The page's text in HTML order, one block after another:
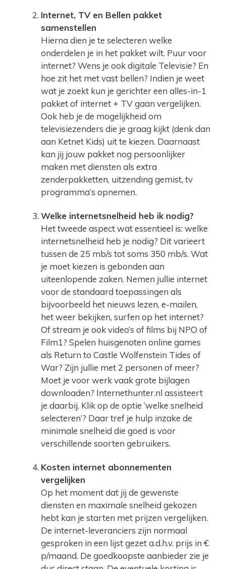
Internet, TV en Bellen pakket
samenstellen
Hierna dien je te selecteren welke
onderdelen je in het pakket wilt. Puur voor
internet? Wens je ook digitale Televisie? En
hoe zit het met vast bellen? Indien je weet
wat je zoekt kun je gerichter een alles-in-1
pakket of internet + TV gaan vergelijken.
Ook heb je de mogelijkheid om
televisiezenders die je graag kijkt (denk dan
aan Ketnet Kids) uit te kiezen. Daarnaast
kan jij jouw pakket nog persoonlijker
maken met diensten als extra
zenderpakketten, uitzending gemist, tv
programma’s opnemen.
Welke internetsnelheid heb ik nodig?
Het tweede aspect wat essentieel is: welke
internetsnelheid heb je nodig? Dit varieert
tussen de 25 mb/s tot soms 350 mb/s. Wat
je moet kiezen is gebonden aan
uiteenlopende zaken. Nemen jullie internet
voor de standaard toepassingen als
bijvoorbeeld het nieuws lezen, e-mailen,
het weer bekijken, surfen op het internet?
Of stream je ook video’s of films bij NPO of
Film1? Spelen huisgenoten online games
als Return to Castle Wolfenstein Tides of
War? Zijn jullie met 2 personen of meer?
Moet je voor werk vaak grote bijlagen
downloaden? Internethunter.nl assisteert
je daarbij. Klik op de optie ‘welke snelheid
selecteren’? Daar tref je hulp inzake de
minimale snelheid die goed is voor
verschillende soorten gebruikers.
Kosten internet abonnementen
vergelijken
Op het moment dat jij de gewenste
diensten en maximale snelheid gekozen
hebt kan je starten met prijzen vergelijken.
De internet-leveranciers zijn normaal
gesproken in een lijst gezet a.d.h.v. prijs in €
p/maand. De goedkoopste aanbieder zie je